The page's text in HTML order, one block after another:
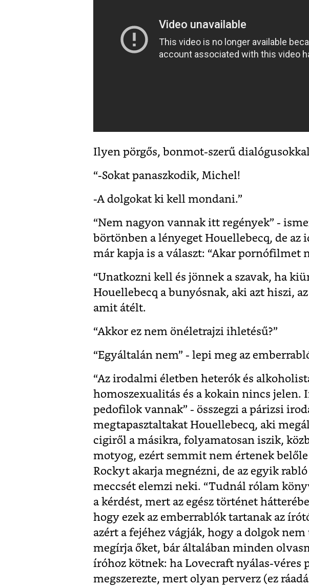
Ilyen pörgős, bonmot-szerű
“-Sokat panaszkodik, Michel!
-A dolgokat ki kell mondani.”
“Nem nagyon vannak itt regények” -
börtönben a lényeget Houellebecq, de az
már kapja is a választ: “Akar pornófilmet
“Unatkozni kell és jönnek a szavak, ha
Houellebecq a bunyósnak, aki azt hiszi,
amit átélt.
“Akkor ez nem önéletrajzi ihletésű?”
“Egyáltalán nem” - lepi meg az
“Az irodalmi életben heterók és
homoszexualitás és a kokain nincs jelen.
pedofilok vannak” - összegzi a párizsi
megtapasztaltakat Houellebecq, aki
cigiről a másikra, folyamatosan iszik,
motyog, ezért semmit nem értenek
Rockyt akarja megnézni, de az egyik
meccsét elemzi neki. “Tudnál rólam
a kérdést, mert az egész történet
hogy ezek az emberrablók tartanak az
azért a fejéhez vágják, hogy a dolgok
megírja őket, bár általában minden
íróhoz kötnek: ha Lovecraft nyálas-véres
megszerezte, mert olyan perverz (ez